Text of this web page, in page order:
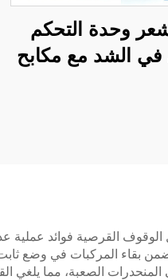
وحدة التحكم
في الشد مع مكابح
القرصية فوائد عملية
يضمن بقاء المركبات في وضع
الصعبة، مما يلغي